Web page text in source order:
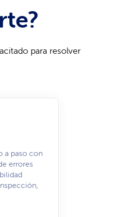
para resolver
a paso con
errores